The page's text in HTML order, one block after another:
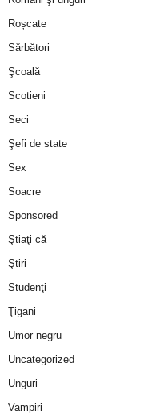
Roșcate
Sărbători
Şcoală
Scotieni
Seci
Şefi de state
Sex
Soacre
Sponsored
Ştiaţi că
Ştiri
Studenţi
Ţigani
Umor negru
Uncategorized
Unguri
Vampiri